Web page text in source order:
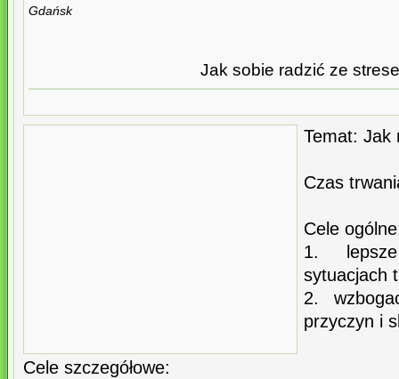
Gdańsk
Jak sobie radzić ze
Temat: Jak
Czas
Cele
1.
sytuacjach
2.
przyczyn i
Cele szczegółowe: